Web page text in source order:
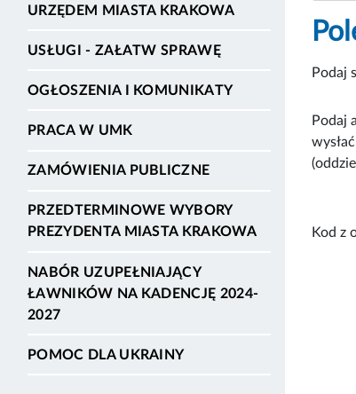
URZĘDEM MIASTA KRAKOWA
USŁUGI - ZAŁATW SPRAWĘ
OGŁOSZENIA I KOMUNIKATY
PRACA W UMK
ZAMÓWIENIA PUBLICZNE
PRZEDTERMINOWE WYBORY
PREZYDENTA MIASTA KRAKOWA
NABÓR UZUPEŁNIAJĄCY
ŁAWNIKÓW NA KADENCJĘ 2024-
2027
POMOC DLA UKRAINY
Podaj
Podaj
Kod z